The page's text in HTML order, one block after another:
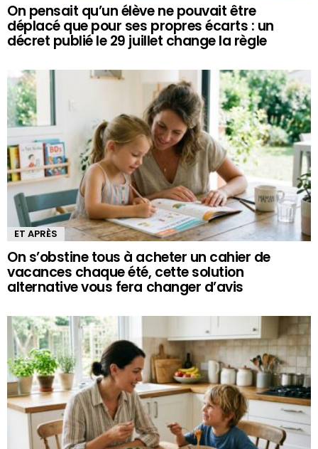
On pensait qu’un élève ne pouvait être
déplacé que pour ses propres écarts : un
décret publié le 29 juillet change la règle
ET APRÈS
On s’obstine tous à acheter un cahier de
vacances chaque été, cette solution
alternative vous fera changer d’avis